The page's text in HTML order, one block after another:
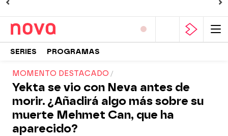
SERIES PROGRAMAS
MOMENTO DESTACADO
Yekta se vio con Neva antes de
morir. ¿Añadirá algo más sobre su
muerte Mehmet Can, que ha
aparecido?